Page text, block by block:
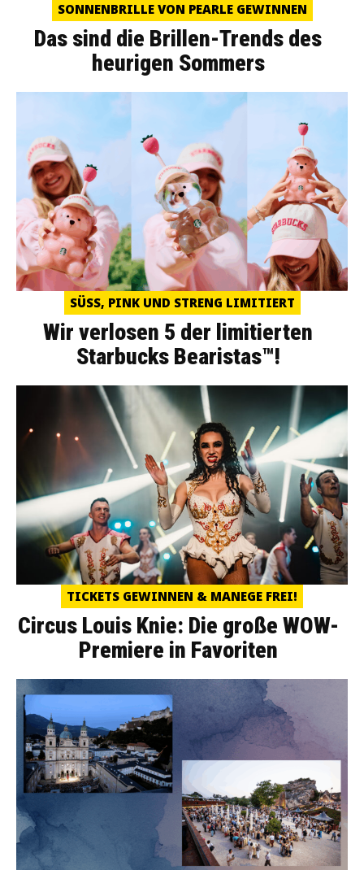
SONNENBRILLE VON PEARLE GEWINNEN
Das sind die Brillen-Trends des
heurigen Sommers
SÜSS, PINK UND STRENG LIMITIERT
Wir verlosen 5 der limitierten
Starbucks Bearistas™!
TICKETS GEWINNEN & MANEGE FREI!
Circus Louis Knie: Die große WOW-
Premiere in Favoriten